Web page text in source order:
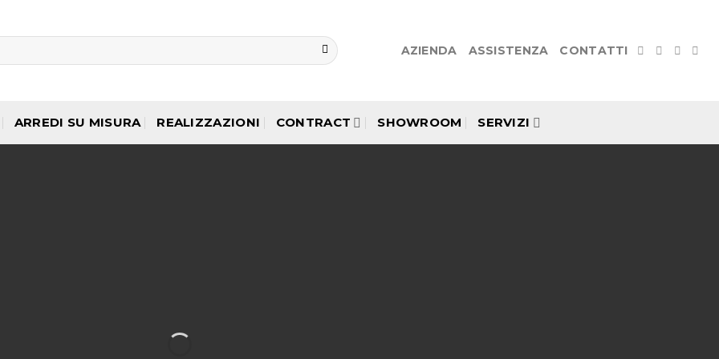
AZIENDA ASSISTENZA CONTATTI
ARREDI SU MISURA REALIZZAZIONI CONTRACT SHOWROOM SERVIZI